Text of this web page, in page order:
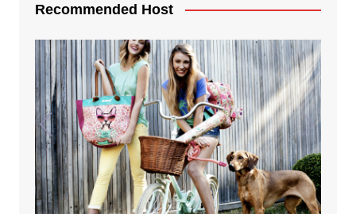
Recommended Host